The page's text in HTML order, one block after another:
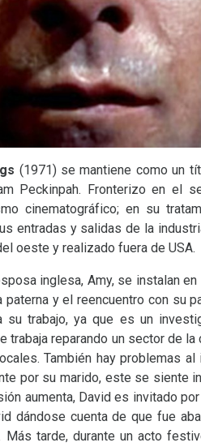
(1971) se mantiene como un
Peckinpah. Fronterizo en el
cinematográfico; en su
entradas y salidas de la
oeste y realizado fuera de USA.
inglesa, Amy, se instalan
y el reencuentro con su
trabajo, ya que es un
reparando un sector de
También hay problemas
por su marido, este se siente
aumenta, David es invitado
dándose cuenta de que fue
tarde, durante un acto